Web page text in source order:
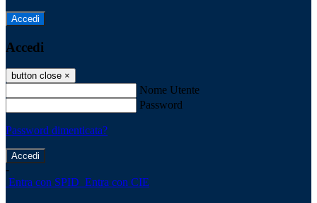
Accedi
Accedi
button close ×
Nome Utente
Password
Password dimenticata?
-
Entra con SPID Entra con CIE